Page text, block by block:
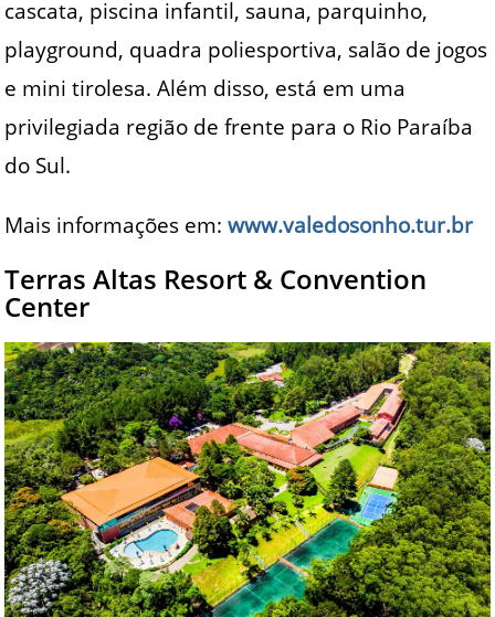
cascata, piscina infantil, sauna, parquinho,
playground, quadra poliesportiva, salão de jogos
e mini tirolesa. Além disso, está em uma
privilegiada região de frente para o Rio Paraíba
do Sul.
Mais informações em:www.valedosonho.tur.br
Terras Altas Resort & Convention
Center